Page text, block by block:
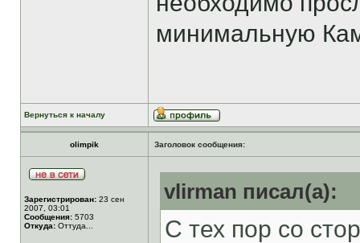
минимальную
Вернуться к началу
olimpik Заголовок сообщения:
Зарегистрирован: 23 сен
2007, 03:01
Сообщения: 5703
Откуда: Оттуда...
vlirman писал(а):
С тех пор со